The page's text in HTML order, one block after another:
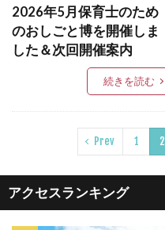
2026年5月保育士のため
のおしごと博を開催しま
した＆次回開催案内
続きを読む
Prev 1 2
アクセスランキング